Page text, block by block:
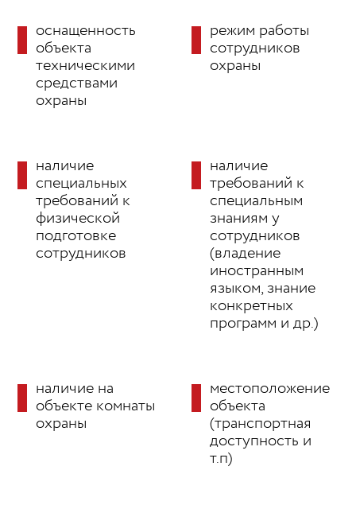
оснащенность
объекта
техническими
средствами
охраны
режим работы
сотрудников
охраны
наличие
специальных
требований к
физической
подготовке
сотрудников
наличие
требований к
специальным
знаниям у
сотрудников
(владение
иностранным
языком, знание
конкретных
программ и др.)
наличие на
объекте комнаты
охраны
местоположение
объекта
(транспортная
доступность и
т.п)